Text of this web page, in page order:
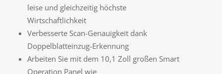
leise und gleichzeitig höchste
Wirtschaftlichkeit
Verbesserte Scan-Genauigkeit dank
Doppelblatteinzug-Erkennung
Arbeiten Sie mit dem 10,1 Zoll großen Smart
Operation Panel wie